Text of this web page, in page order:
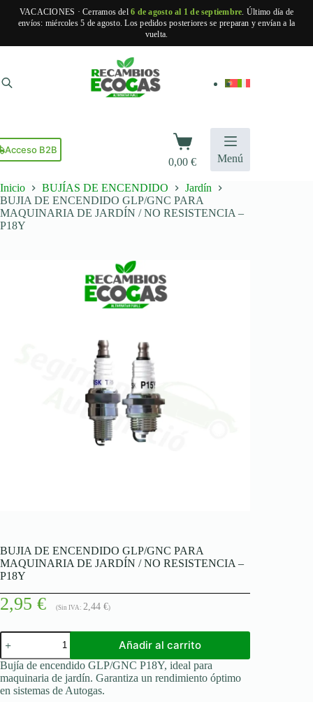
VACACIONES · Cerramos del6 de agosto al 1 de septiembre. Último día de
envíos: miércoles 5 de agosto. Los pedidos posteriores se preparan y envían a la
vuelta.
contenido
Acceso B2B
Carro
de
compra
0,00€ Menú
Inicio BUJÍAS DE ENCENDIDO
Jardín
BUJIA DE ENCENDIDO GLP/GNC PARA
MAQUINARIA DE JARDÍN / NO RESISTENCIA –
P18Y
BUJIA DE ENCENDIDO GLP/GNC PARA
MAQUINARIA DE JARDÍN / NO RESISTENCIA –
P18Y
2,95 € (Sin IVA: 2,44 €)
BUJIA
DE
ENCENDIDO
GLP/GNC
PARA
MAQUINARIA
Añadir al carrito
Bujía de encendido GLP/GNC P18Y, ideal para
maquinaria de jardín. Garantiza un rendimiento óptimo
en sistemas de Autogas.